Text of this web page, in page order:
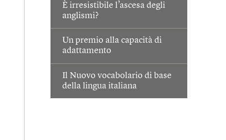
È irresistibile l’ascesa degli
anglismi?
Un premio alla capacità di
adattamento
Il Nuovo vocabolario di base
della lingua italiana